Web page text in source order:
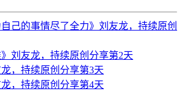
自己的事情尽了全力》刘友龙，持续原创
刘友龙，持续原创分享第2天
，持续原创分享第3天
，持续原创分享第4天